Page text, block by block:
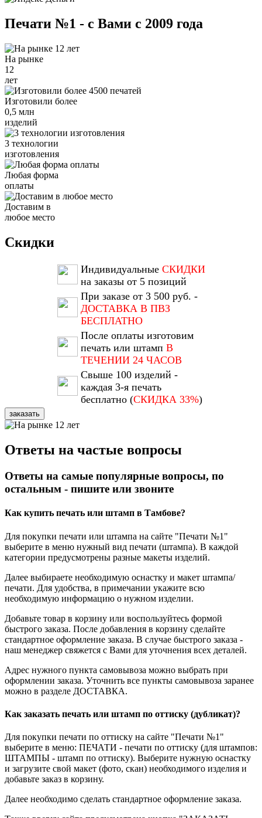
Печати №1 - с Вами с 2009 года
На рынке
12
лет
Изготовили более
0,5 млн
изделий
3 технологии
изготовления
Любая форма
оплаты
Доставим в
любое место
Скидки
Индивидуальные СКИДКИ
на заказы от 5 позиций
При заказе от 3 500 руб. -
ДОСТАВКА В ПВЗ
БЕСПЛАТНО
После оплаты изготовим
печать или штамп В
ТЕЧЕНИИ 24 ЧАСОВ
Свыше 100 изделий -
каждая 3-я печать
бесплатно (СКИДКА 33%)
заказать
Ответы на частые вопросы
Ответы на самые популярные вопросы, по
остальным - пишите или звоните
Как купить печать или штамп в Тамбове?
Для покупки печати или штампа на сайте "Печати №1"
выберите в меню нужный вид печати (штампа). В каждой
категории предусмотрены разные макеты изделий.
Далее выбираете необходимую оснастку и макет штампа/
печати. Для удобства, в примечании укажите всю
необходимую информацию о нужном изделии.
Добавьте товар в корзину или воспользуйтесь формой
быстрого заказа. После добавления в корзину сделайте
стандартное оформление заказа. В случае быстрого заказа -
наш менеджер свяжется с Вами для уточнения всех деталей.
Адрес нужного пункта самовывоза можно выбрать при
оформлении заказа. Уточнить все пункты самовывоза заранее
можно в разделе ДОСТАВКА.
Как заказать печать или штамп по оттиску (дубликат)?
Для покупки печати по оттиску на сайте "Печати №1"
выберите в меню: ПЕЧАТИ - печати по оттиску (для штампов:
ШТАМПЫ - штамп по оттиску). Выберите нужную оснастку
и загрузите свой макет (фото, скан) необходимого изделия и
добавьте заказ в корзину.
Далее необходимо сделать стандартное оформление заказа.